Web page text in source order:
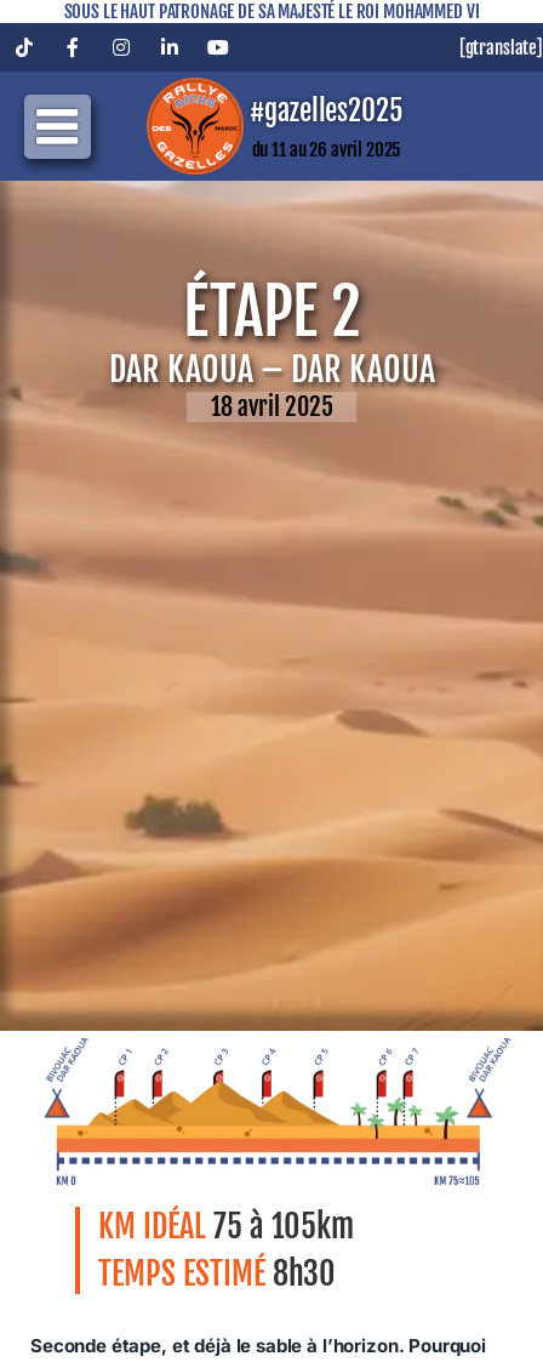
SOUS LE HAUT PATRONAGE DE SA MAJESTÉ LE ROI MOHAMMED VI
TiktokFacebookInstagramLinkedInYouTube [gtranslate]
#gazelles2025
du 11 au 26 avril 2025
ÉTAPE 2
DAR KAOUA – DAR KAOUA
18 avril 2025
KM IDÉAL75 à 105km
TEMPS ESTIMÉ 8h30
Seconde étape, et déjà le sable à l’horizon. Pourquoi